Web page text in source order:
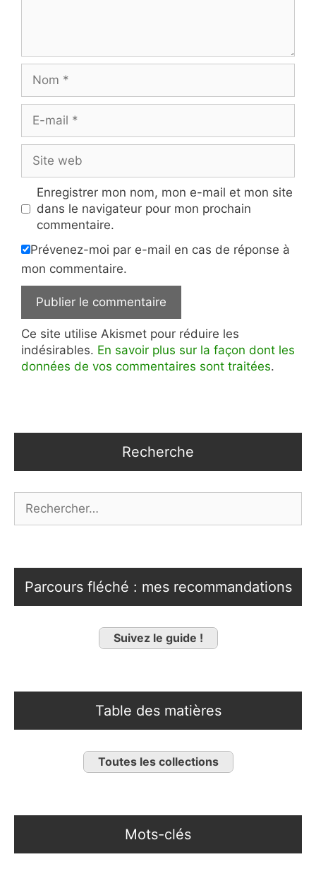
mail
web
Enregistrer mon nom, mon e-mail et mon site
dans le navigateur pour mon prochain
commentaire.
Prévenez-moi par e-mail en cas de réponse à
mon commentaire.
Ce site utilise Akismet pour réduire les
indésirables. En savoir plus sur la façon dont les
données de vos commentaires sont traitées.
Recherche
Parcours fléché : mes recommandations
Suivez le guide !
Table des matières
Toutes les collections
Mots-clés